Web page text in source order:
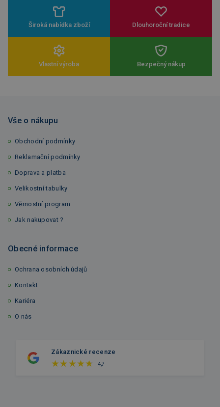
Široká nabídka zboží Dlouhoroční tradice
Vlastní výroba Bezpečný nákup
Vše o nákupu
Obchodní podmínky
Reklamační podmínky
Doprava a platba
Velikostní tabulky
Věrnostní program
Jak nakupovat ?
Obecné informace
Ochrana osobních údajů
Kontakt
Kariéra
O nás
Zákaznické recenze
4,7